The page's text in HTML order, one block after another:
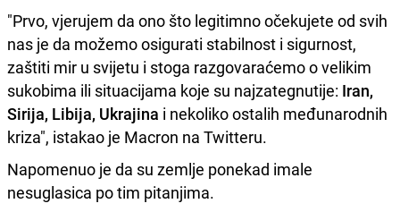
"Prvo, vjerujem da ono što legitimno očekujete od svih
nas je da možemo osigurati stabilnost i sigurnost,
zaštiti mir u svijetu i stoga razgovaraćemo o velikim
sukobima ili situacijama koje su najzategnutije: Iran,
Sirija, Libija, Ukrajina i nekoliko ostalih međunarodnih
kriza", istakao je Macron na Twitteru.
Napomenuo je da su zemlje ponekad imale
nesuglasica po tim pitanjima.